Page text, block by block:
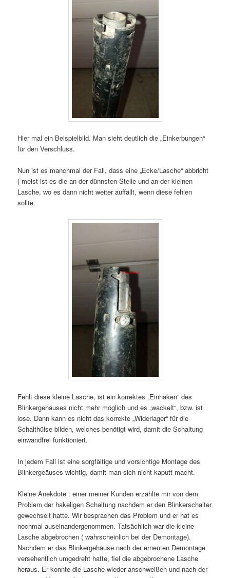
Hier mal ein Beispielbild. Man sieht deutlich die „Einkerbungen“
für den Verschluss.
Nun ist es manchmal der Fall, dass eine „Ecke/Lasche“ abbricht
( meist ist es die an der dünnsten Stelle und an der kleinen
Lasche, wo es dann nicht weiter auffällt, wenn diese fehlen
sollte.
Fehlt diese kleine Lasche, ist ein korrektes „Einhaken“ des
Blinkergehäuses nicht mehr möglich und es „wackelt“, bzw. ist
lose. Dann kann es nicht das korrekte „Widerlager“ für die
Schalthülse bilden, welches benötigt wird, damit die Schaltung
einwandfrei funktioniert.
In jedem Fall ist eine sorgfältige und vorsichtige Montage des
Blinkergeäuses wichtig, damit man sich nicht kaputt macht.
Kleine Anekdote : einer meiner Kunden erzählte mir von dem
Problem der hakeligen Schaltung nachdem er den Blinkerschalter
gewechselt hatte. Wir besprachen das Problem und er hat es
nochmal auseinandergenommen. Tatsächlich war die kleine
Lasche abgebrochen ( wahrscheinlich bei der Demontage).
Nachdem er das Blinkergehäuse nach der erneuten Demontage
versehentlich umgedreht hatte, fiel die abgebrochene Lasche
heraus. Er konnte die Lasche wieder anschweißen und nach der